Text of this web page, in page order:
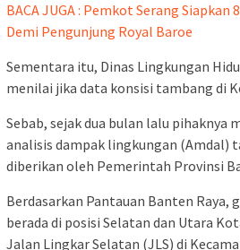
BACA JUGA : Pemkot Serang
Demi Pengunjung Royal Baroe
Sementara itu, Dinas Lingkungan
menilai jika data konsisi tambang di
Sebab, sejak dua bulan lalu pihaknya
analisis dampak lingkungan (Amdal)
diberikan oleh Pemerintah Provinsi
Berdasarkan Pantauan Banten Raya,
berada di posisi Selatan dan Utara
Jalan Lingkar Selatan (JLS) di